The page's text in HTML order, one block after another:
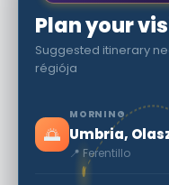
Plan your
Suggested itinerary
régiója
🌅
MORNING
Umbria,
📍 Ferentillo